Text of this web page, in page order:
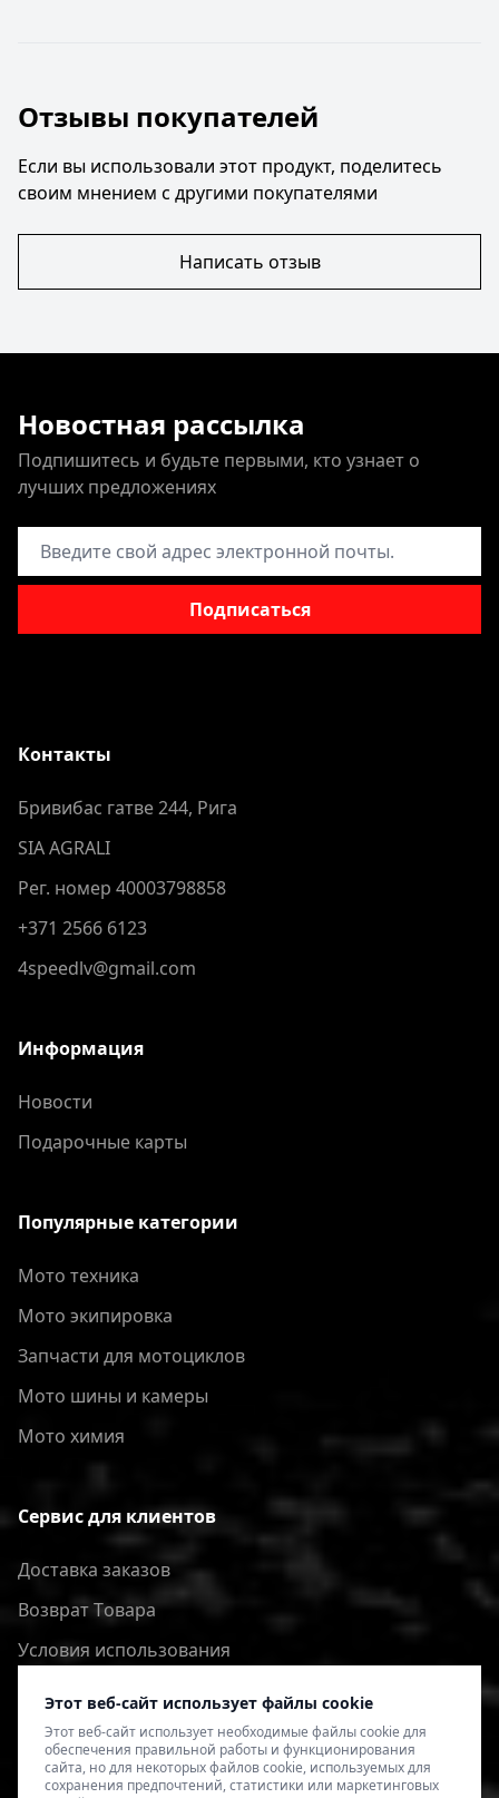
Этот веб-сайт использует файлы cookie
Этот веб-сайт использует необходимые файлы cookie для
обеспечения правильной работы и функционирования
сайта, но для некоторых файлов cookie, используемых для
сохранения предпочтений, статистики или маркетинговых
Отзывы покупателей
Если вы использовали этот продукт, поделитесь
своим мнением с другими покупателями
Написать отзыв
Новостная рассылка
Подпишитесь и будьте первыми, кто узнает о
лучших предложениях
Адрес электронной почты
Подписаться
Контакты
Бривибас гатве 244, Рига
SIA AGRALI
Рег. номер 40003798858
+371 2566 6123
4speedlv@gmail.com
Информация
Новости
Подарочные карты
Популярные категории
Мото техника
Мото экипировка
Запчасти для мотоциклов
Мото шины и камеры
Мото химия
Сервис для клиентов
Доставка заказов
Bозврат Tовара
Условия использования
Политика конфиденциальности